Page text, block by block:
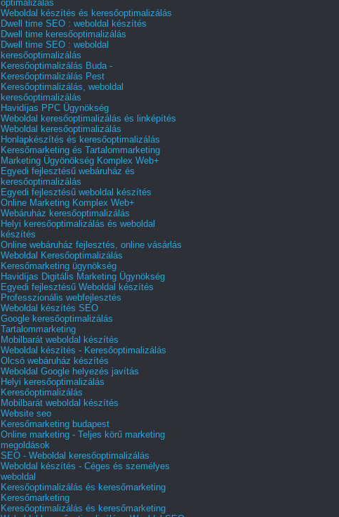
optimalizálás
Weboldal készítés és keresőoptimalizálás
Dwell time SEO : weboldal készítés
Dwell time keresőoptimalizálás
Dwell time SEO : weboldal
keresőoptimalizálás
Keresőoptimalizálás Buda -
Keresőoptimalizálás Pest
Keresőoptimalizálás, weboldal
keresőoptimalizálás
Havidíjas PPC Ügynökség
Weboldal keresőoptimalizálás és linképítés
Weboldal keresőoptimalizálás
Honlapkészítés és keresőoptimalizálás
Keresőmarketing és Tartalommarketing
Marketing Ügyönökség Komplex Web+
Egyedi fejlesztésű webáruház és
keresőoptimalizálás
Egyedi fejlesztésű weboldal készítés
Online Marketing Komplex Web+
Webáruház keresőoptimalizálás
Helyi keresőoptimalizálás és weboldal
készítés
Online webáruház fejlesztés, online vásárlás
Weboldal Keresőoptimalizálás
Keresőmarketing ügynökség
Havidíjas Digitális Marketing Ügynökség
Egyedi fejlesztésű Weboldal készítés
Professzionális webfejlesztés
Weboldal készítés SEO
Google keresőoptimalizálás
Tartalommarketing
Mobilbarát weboldal készítés
Weboldal készítés - Keresőoptimalizálás
Olcsó webáruház készítés
Weboldal Google helyezés javítás
Helyi keresőoptimalizálás
Keresőoptimalizálás
Mobilbarát weboldal készítés
Website seo
Keresőmarketing budapest
Online marketing - Teljes körű marketing
megoldások
SEO - Weboldal keresőoptimalizálás
Weboldal készítés - Céges és személyes
weboldal
Keresőoptimalizálás és keresőmarketing
Keresőmarketing
Keresőoptimalizálás és keresőmarketing